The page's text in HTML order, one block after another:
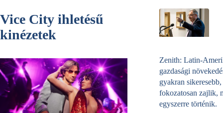
Vice City ihletésű
kinézetek
Zenith: Latin-
gazdasági
gyakran sikeresebb,
fokozatosan zajlik,
egyszerre történik.